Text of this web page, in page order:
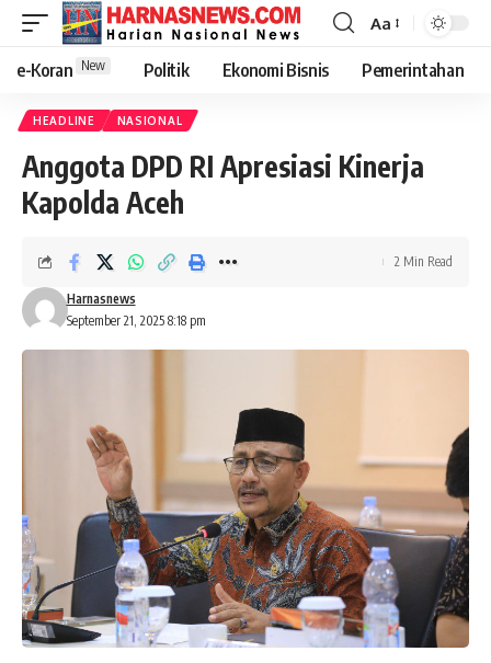
Aa
e-Koran New Politik Ekonomi Bisnis Pemerintahan
HEADLINE NASIONAL
Anggota DPD RI Apresiasi Kinerja
Kapolda Aceh
September 21, 2025 8:18 pm
Harnasnews
2 Min Read